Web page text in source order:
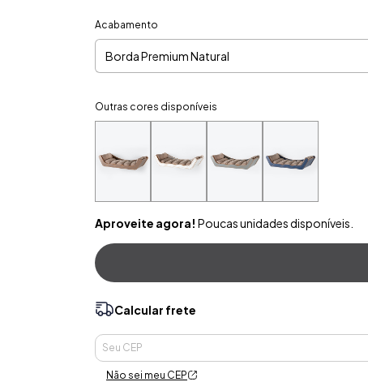
Acabamento
Outras cores disponíveis
Aproveite agora! Poucas unidades disponíveis.
Calcular frete
Entregas para o CEP:
Não sei meu CEP